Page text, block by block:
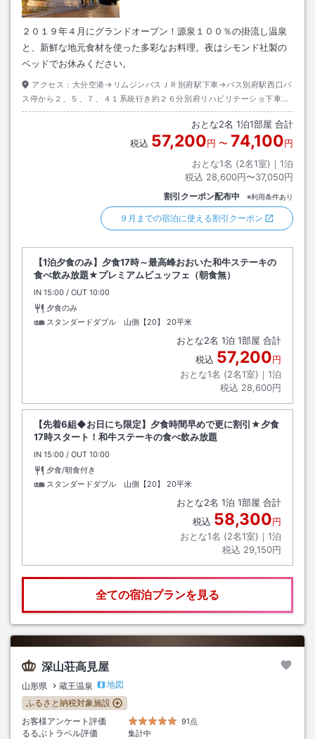
２０１９年４月にグランドオープン！源泉１００％の掛流し温泉
と、新鮮な地元食材を使った多彩なお料理。夜はシモンド社製の
ベッドでお休みください。
アクセス： 大分空港→リムジンバスＪＲ別府駅下車→バス別府駅西口バ
ス停から２、５、７、４１系統行き約２６分別府リハビリテーショ下車→
徒歩約１分
おとな2名 1泊1部屋 合計
税込 57,200円 〜 74,100円
おとな1名 (2名1室)｜ 1泊
税込 28,600円〜37,050円
割引クーポン配布中 ※利用条件あり
９月までの宿泊に使える割引クーポン
【1泊夕食のみ】夕食17時～最高峰おおいた和牛ステーキの
食べ飲み放題★プレミアムビュッフェ（朝食無）
IN チェックイン
15:00 / OUT チェックアウト
10:00
夕食のみ
スタンダードダブル 山側【20】
20平米
おとな2名 1泊 1部屋 合計
税込 57,200円
おとな1名 (2名1室)｜ 1泊
税込 28,600円
【先着6組◆お日にち限定】夕食時間早めで更に割引★夕食
17時スタート！和牛ステーキの食べ飲み放題
IN チェックイン
15:00 / OUT チェックアウト
10:00
夕食/朝食付き
スタンダードダブル 山側【20】
20平米
おとな2名 1泊 1部屋 合計
税込 58,300円
おとな1名 (2名1室)｜ 1泊
税込 29,150円
全ての宿泊プランを見る
深山荘高見屋
山形県 蔵王温泉
地図
ふるさと納税対象施設
お客様アンケート評価
91点
るるぶトラベル評価
集計中